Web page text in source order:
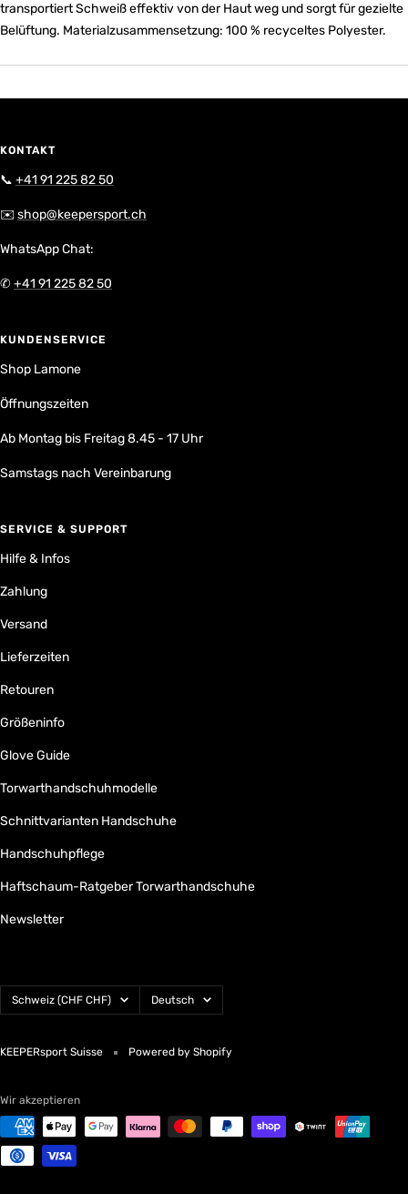
transportiert Schweiß effektiv von der Haut weg und sorgt für gezielte
Belüftung. Materialzusammensetzung: 100 % recyceltes Polyester.
KONTAKT
📞 +41 91 225 82 50
✉️ shop@keepersport.ch
WhatsApp Chat:
✆+41 91 225 82 50
KUNDENSERVICE
Shop Lamone
Öffnungszeiten
Ab Montag bis Freitag 8.45 - 17 Uhr
Samstags nach Vereinbarung
SERVICE & SUPPORT
Hilfe & Infos
Zahlung
Versand
Lieferzeiten
Retouren
Größeninfo
Glove Guide
Torwarthandschuhmodelle
Schnittvarianten Handschuhe
Handschuhpflege
Haftschaum-Ratgeber Torwarthandschuhe
Newsletter
Land/Region
Schweiz (CHF CHF) Sprache
Deutsch
KEEPERsport Suisse Powered by Shopify
Wir akzeptieren